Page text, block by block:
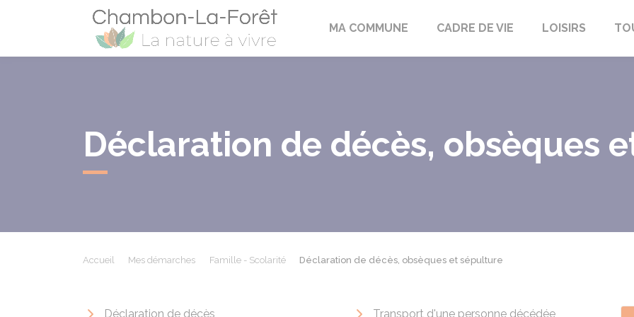
Chambon-la-Fôret
MA COMMUNE CADRE DE VIE LOISIRS
Déclaration de décès, obsèques
Accueil Mes démarches Famille - Scolarité Déclaration de décès, obsèques et sépulture
Déclaration de décès
Transport d'une personne décédée